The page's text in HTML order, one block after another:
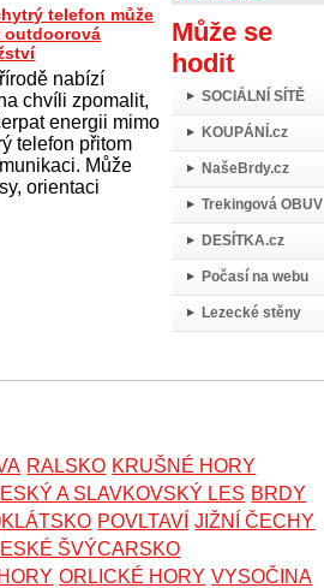
Může se
hodit
SOCIÁLNÍ SÍTĚ
KOUPÁNÍ.cz
NašeBrdy.cz
Trekingová OBUV
DESÍTKA.cz
Počasí na webu
Lezecké stěny
telefon může
outdoorová
nabízí
chvíli zpomalit,
energii mimo
telefon přitom
Může
orientaci
RALSKO KRUŠNÉ HORY
A SLAVKOVSKÝ LES BRDY
POVLTAVÍ JIŽNÍ ČECHY
ŠVÝCARSKO
ORLICKÉ HORY VYSOČINA